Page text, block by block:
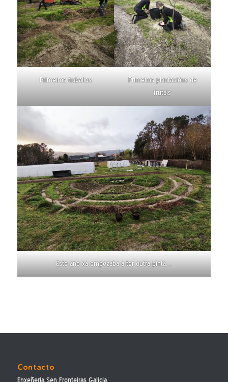
Primeiros traballos
Primeiras plantacións de
frutais
Este ano xa empezaba a ter outra pinta…
Contacto
Enxeñeria Sen Fronteiras Galicia